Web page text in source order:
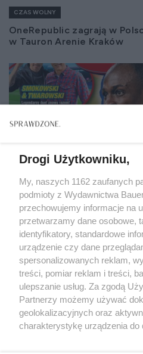
CZAS WOLNY
OneRepublic zagrają w
w Tauron Arenie Kraków
CZAS WOLNY
Wydanie specjalne
Sport" przywołuje klimat
sportowego Bravo Sport
Drogi Użytkowniku,
My, naszych 1162 zaufanych
podmioty z Wydawnictwa
przechowujemy informacje na
przetwarzamy dane osobowe,
identyfikatory, standardowe
urządzenie czy dane
spersonalizowanych reklam,
treści, pomiar reklam i treści,
ulepszanie usług. Za zgodą
Partnerzy możemy używać
geolokalizacyjnych oraz
charakterystykę urządzenia do